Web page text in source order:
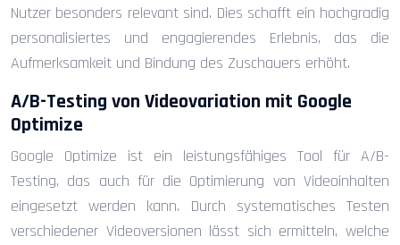
Nutzer besonders relevant sind. Dies schafft ein hochgradig
personalisiertes und engagierendes Erlebnis, das die
Aufmerksamkeit und Bindung des Zuschauers erhöht.
A/B-Testing von Videovariation mit Google
Optimize
Google Optimize ist ein leistungsfähiges Tool für A/B-
Testing, das auch für die Optimierung von Videoinhalten
eingesetzt werden kann. Durch systematisches Testen
verschiedener Videoversionen lässt sich ermitteln, welche